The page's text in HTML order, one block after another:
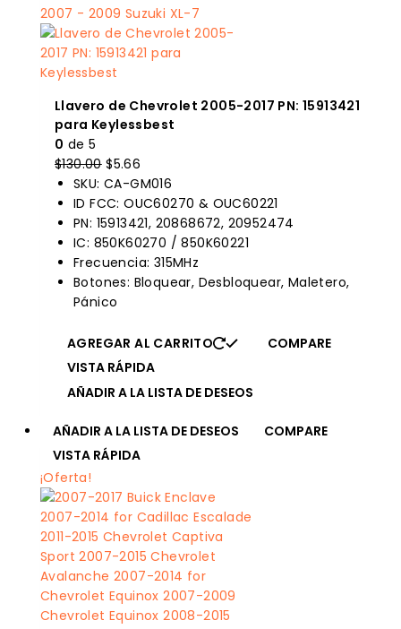
Llavero de Chevrolet 2005-2017 PN: 15913421
para Keylessbest
0 de 5
$130.00 El
precio
original
era:
$130.00.
$5.66
precio
actual
es:
$5.66.
SKU: CA-GM016
ID FCC: OUC60270 & OUC60221
PN: 15913421, 20868672, 20952474
IC: 850K60270 / 850K60221
Frecuencia: 315MHz
Botones: Bloquear, Desbloquear, Maletero,
Pánico
AGREGAR AL CARRITO
COMPARE
VISTA RÁPIDA
AÑADIR A LA LISTA DE DESEOS
AÑADIR A LA LISTA DE DESEOS
COMPARE
VISTA RÁPIDA
¡Oferta!